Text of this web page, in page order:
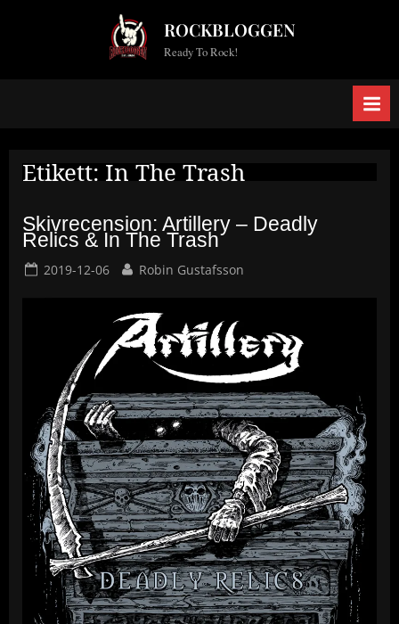
ROCKBLOGGEN
Ready To Rock!
Etikett: In The Trash
Skivrecension: Artillery – Deadly
Relics & In The Trash
Posted
2019-12-06 By
Robin Gustafsson